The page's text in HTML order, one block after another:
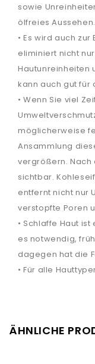
sowie
ölfreies Aussehen.
• Es wird auch
eliminiert nicht
Hautunreinheiten
kann auch gut für
• Wenn Sie viel
möglicherweise
Ansammlung
vergrößern. Nach
sichtbar.
entfernt nicht nur
verstopfte Poren
• Schlaffe Haut
es notwendig,
dagegen hat die
• Für alle
ÄHNLICHE